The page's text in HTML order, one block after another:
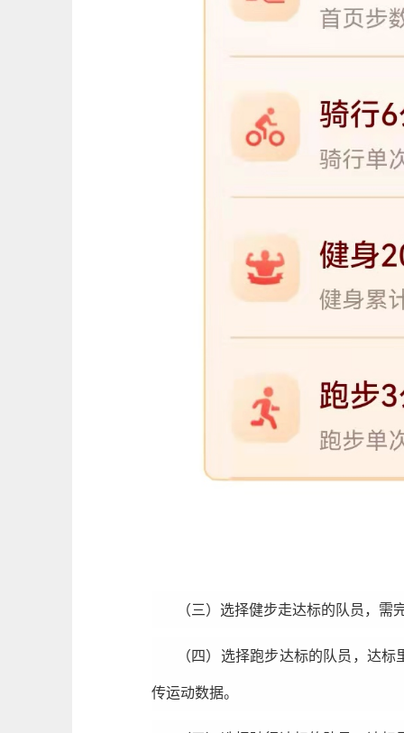
（三）选择健步走达标的队员，
（四）选择跑步达标的队员，达
传运动数据。